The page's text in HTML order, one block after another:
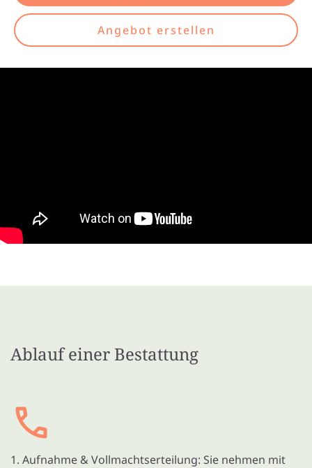
Angebot erstellen
Ablauf einer Bestattung
1. Aufnahme & Vollmachtserteilung: Sie nehmen mit